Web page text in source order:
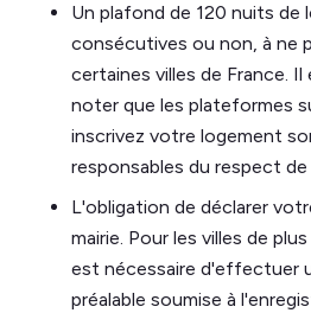
Un plafond de 120 nuits de
consécutives ou non, à ne
certaines villes de France.
noter que les plateformes
inscrivez votre logement
responsables du respect
L'obligation de déclarer
mairie. Pour les villes de
est nécessaire d'effectuer
préalable soumise à